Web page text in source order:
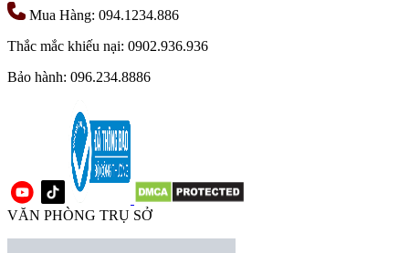
Mua Hàng: 094.1234.886
Thắc mắc khiếu nại: 0902.936.936
Bảo hành: 096.234.8886
VĂN PHÒNG TRỤ SỞ